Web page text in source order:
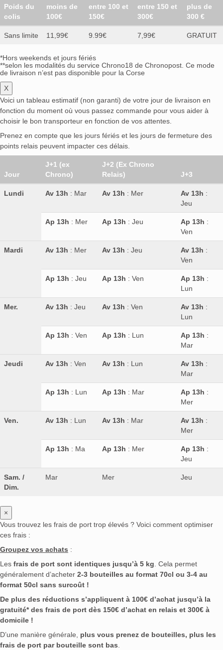
Poids du
colis
moins de
100€
entre 100 et
150€
entre 150 et
300€
plus de
300 €
Sans limite 11,99€ 9.99€ 7,99€ GRATUIT
*Hors weekends et jours fériés
**selon les modalités du service Chrono18 de Chronopost. Ce mode
de livraison n’est pas disponible pour la Corse
X
Voici un tableau estimatif (non garanti) de votre jour de livraison en
fonction du moment où vous passez commande pour vous aider à
choisir le bon transporteur en fonction de vos attentes.
Prenez en compte que les jours fériés et les jours de fermeture des
points relais peuvent impacter ces délais.
Jour
J+1 (ex
Chrono)
J+2 (Ex Chrono
Relais)
J+3
Lundi Av 13h : Mar Av 13h : Mer Av 13h :
Jeu
Ap 13h : Mer Ap 13h : Jeu Ap 13h :
Ven
Mardi Av 13h : Mer Av 13h : Jeu Av 13h :
Ven
Ap 13h : Jeu Ap 13h : Ven Ap 13h :
Lun
Mer. Av 13h : Jeu Av 13h : Ven Av 13h :
Lun
Ap 13h : Ven Ap 13h : Lun Ap 13h :
Mar
Jeudi Av 13h : Ven Av 13h : Lun Av 13h :
Mar
Ap 13h : Lun Ap 13h : Mar Ap 13h :
Mer
Ven. Av 13h : Lun Av 13h : Mar Av 13h :
Mer
Ap 13h : Ma Ap 13h : Mer Ap 13h :
Jeu
Sam. /
Dim.
Mar Mer Jeu
×
Vous trouvez les frais de port trop élevés ? Voici comment optimiser
ces frais :
Groupez vos achats :
Les frais de port sont identiques jusqu’à 5 kg. Cela permet
généralement d’acheter 2-3 bouteilles au format 70cl ou 3-4 au
format 50cl sans surcoût !
De plus des réductions s’appliquent à 100€ d’achat jusqu’à la
gratuité* des frais de port dès 150€ d’achat en relais et 300€ à
domicile !
D’une manière générale, plus vous prenez de bouteilles, plus les
frais de port par bouteille sont bas.